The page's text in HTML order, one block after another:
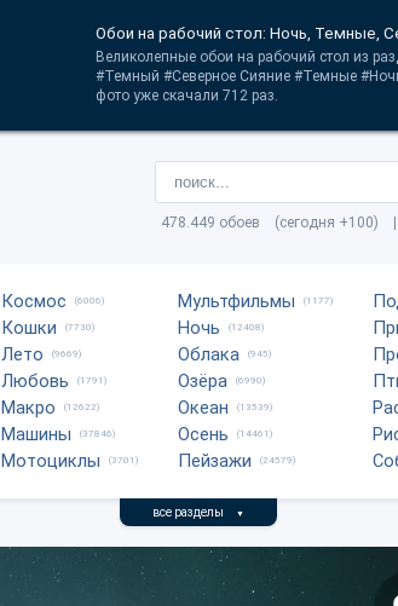
Обои на рабочий стол: Ночь, Темные,
Великолепные обои на рабочий стол из
#Темный #Северное Сияние #Темные
фото уже скачали 712 раз.
478.449 обоев (сегодня +100)
Космос (6006)
Кошки (7730)
Лето (9669)
Любовь (1791)
Макро (12622)
Машины (37846)
Мотоциклы (3701)
Мультфильмы (1177)
Ночь (12408)
Облака (945)
Озёра (6990)
Океан (13539)
Осень (14461)
Пейзажи (24579)
все разделы ▼